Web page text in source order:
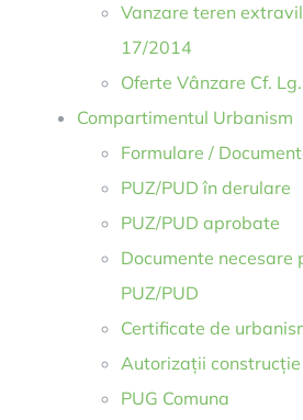
Vanzare teren
17/2014
Oferte Vânzare Cf.
Compartimentul Urbanism
Formulare /
PUZ/PUD în derulare
PUZ/PUD aprobate
Documente necesare
PUZ/PUD
Certificate de
Autorizații construcție
PUG Comuna